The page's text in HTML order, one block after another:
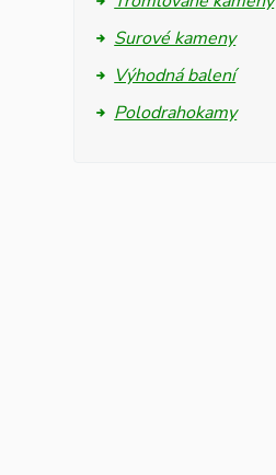
Surové kameny
Výhodná balení
Polodrahokamy